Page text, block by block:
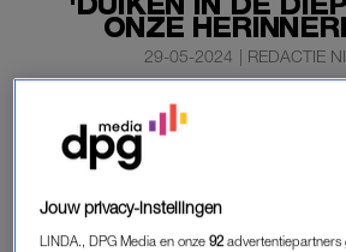
ONZE
29-05-2024 | REDACTIE
Cabaretiers en boezemvrienden
Viggo Waas gaan in 2025 weer
spelen vanaf april 2025 hun
Dat laat Bos Theaterproducties weten.
Jouw privacy-instellingen
LINDA., DPG Media en onze92 advertentiepartners